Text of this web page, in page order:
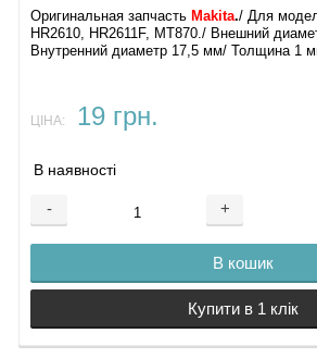
Оригинальная запчасть Makita./ Для
HR2610, HR2611F, MT870./ Внешний
Внутренний диаметр 17,5 мм/ Толщина 1
ЦІНА: 19 грн.
В наявності
- +
В кошик
Купити в 1 клік